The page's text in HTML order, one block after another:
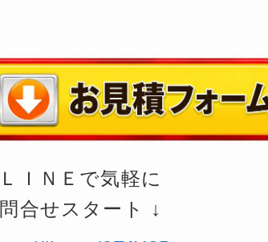
ＩＮＥで気軽に
合せスタート ↓